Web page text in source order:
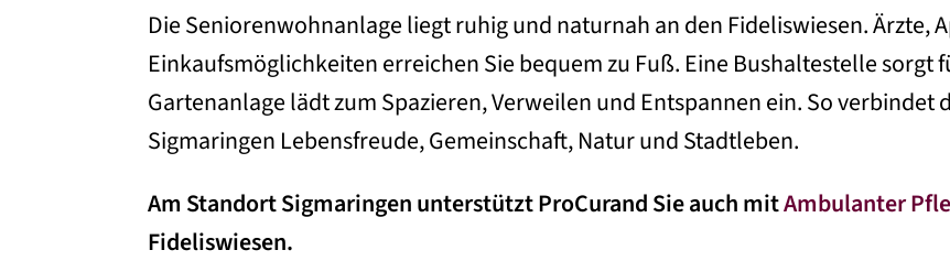
Die Seniorenwohnanlage liegt ruhig und naturnah an den Fideliswiesen. Ärzte,
Einkaufsmöglichkeiten erreichen Sie bequem zu Fuß. Eine Bushaltestelle sorgt
Gartenanlage lädt zum Spazieren, Verweilen und Entspannen ein. So verbindet
Sigmaringen Lebensfreude, Gemeinschaft, Natur und Stadtleben.
Am Standort Sigmaringen unterstützt ProCurand Sie auch mitAmbulanter
Fideliswiesen.